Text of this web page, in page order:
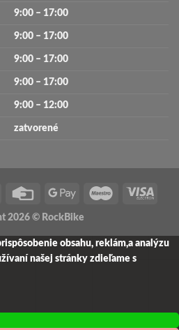
9:00 – 17:00
9:00 – 17:00
9:00 – 17:00
9:00 – 17:00
9:00 – 12:00
zatvorené
2026 © RockBike
obsahu, reklám,a analýzu
našej stránky zdieľame s